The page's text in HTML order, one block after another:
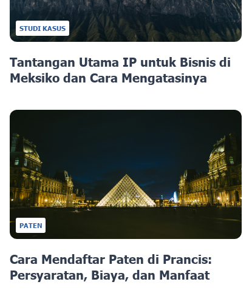
STUDI KASUS
Tantangan Utama IP untuk Bisnis di
Meksiko dan Cara Mengatasinya
PATEN
Cara Mendaftar Paten di Prancis:
Persyaratan, Biaya, dan Manfaat